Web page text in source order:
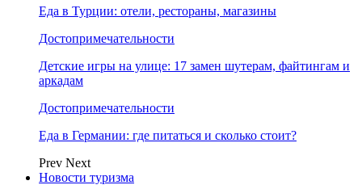
Еда в Турции: отели, рестораны, магазины
Достопримечательности
Детские игры на улице: 17 замен шутерам, файтингам и
аркадам
Достопримечательности
Еда в Германии: где питаться и сколько стоит?
Prev Next
Новости туризма